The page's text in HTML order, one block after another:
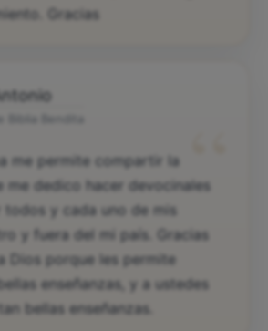
Gracias
“
me permite compartir la
me dedico hacer devocinales
y cada uno de mis
y fuera del mi país. Gracias
Dios porque les permite
enseñanzas, y a ustedes
bellas enseñanzas.